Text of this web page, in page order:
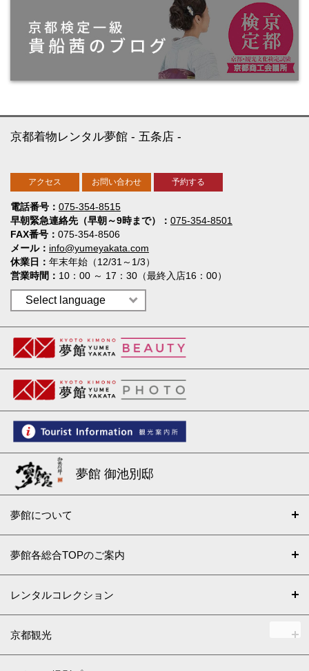
電話番号
075-354-8515
早朝緊急連絡先（早朝～9時まで）
075-354-8501
FAX番号
075-354-8506
メール
info@yumeyakata.com
休業日
年末年始（12/31～1/3）
営業時間
10：00 ～ 17：30（最終入店16：00）
京都着物レンタル夢館 五条店
アクセス お問い合わせ 予約する
夢館 御池別邸
夢館について
夢館各総合TOPのご案内
レンタルコレクション
京都観光